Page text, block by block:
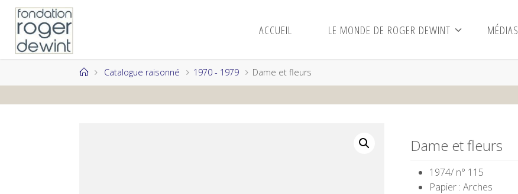
Skip
content
ACCUEIL LE MONDE DE ROGER DEWINT MÉDIAS
HomeCatalogue raisonné 1970 - 1979 Dame et fleurs
Dame et fleurs
1974/ n° 115
Papier : Arches